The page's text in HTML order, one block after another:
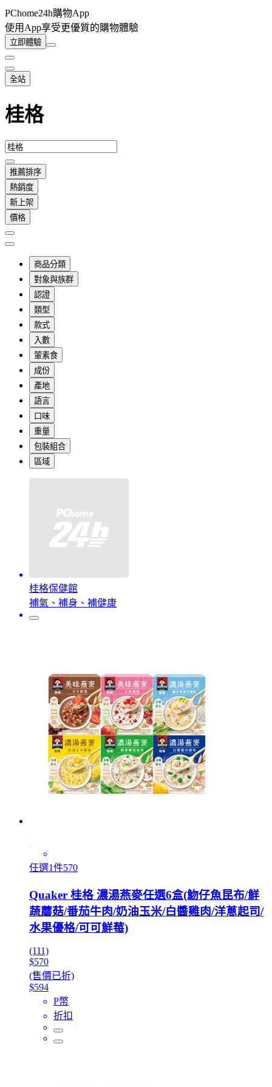
PChome24h購物App
使用App享受更優質的購物體驗
立即體驗
全站
桂格
推薦排序
熱銷度
新上架
價格
商品分類
對象與族群
認證
類型
款式
入數
葷素食
成份
產地
語言
口味
重量
包裝組合
區域
桂格保健館
補氣、補身、補健康
任選1件570
Quaker 桂格 濃湯燕麥任選6盒(魩仔魚昆布/鮮
蔬蘑菇/番茄牛肉/奶油玉米/白醬雞肉/洋蔥起司/
水果優格/可可鮮莓)
(111)
$570
(售價已折)
$594
P幣
折扣